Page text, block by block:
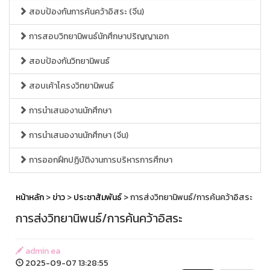
สอบป้องกันการค้นคว้าอิสระ (จีน)
การสอบวิทยานิพนธ์นักศึกษาปริญญาเอก
สอบป้องกันวิทยานิพนธ์
สอบเค้าโครงวิทยานิพนธ์
การนำเสนองานนักศึกษา
การนำเสนองานนักศึกษา (จีน)
การออกฝึกปฏิบัติงานการบริหารการศึกษา
หน้าหลัก>ข่าว>ประชาสัมพันธ์> การส่งวิทยานิพนธ์/การค้นคว้าอิสระ
การส่งวิทยานิพนธ์/การค้นคว้าอิสระ
admin ea
2025-09-07 13:28:55